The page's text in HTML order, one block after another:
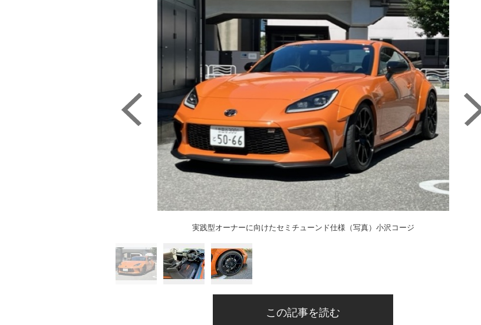
実践型オーナーに向けたセミチューンド仕様（写真）小沢コージ
この記事を読む